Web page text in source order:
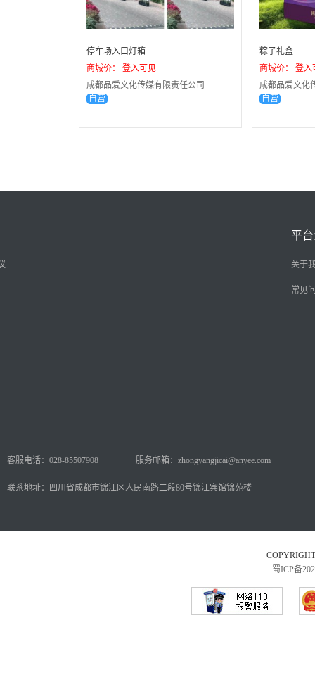
停车场入口灯箱
商城价： 登入可见
成都品爱文化传媒有限责任公司
自营
粽子礼盒
商城价： 登入
成都品爱文化
自营
平
关于
常见
客服电话：028-85507908 服务邮箱：zhongyangjicai@anyee.com
联系地址：四川省成都市锦江区人民南路二段80号锦江宾馆锦苑楼
蜀ICP备